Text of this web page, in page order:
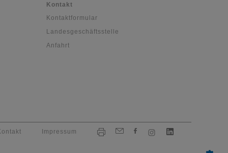
Kontakt
Kontaktformular
Landesgeschäftsstelle
Anfahrt
Impressum